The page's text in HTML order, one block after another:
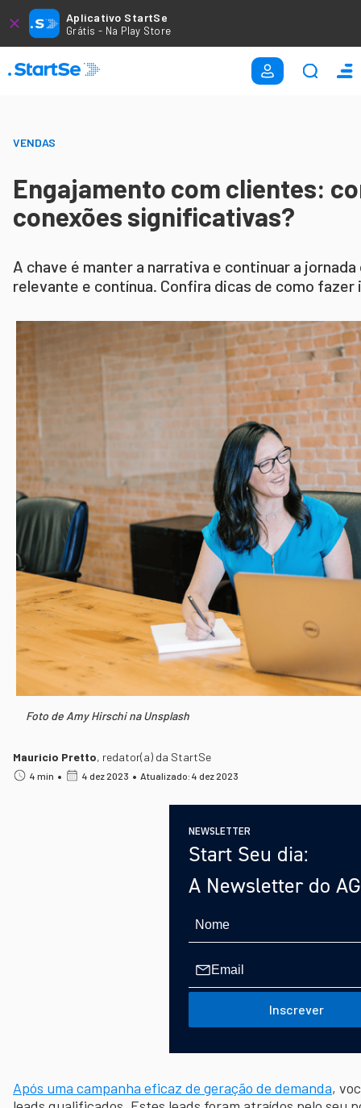
Aplicativo StartSe
Grátis - Na Play Store
VENDAS
Engajamento com clientes:
conexões significativas?
A chave é manter a narrativa e continuar a
relevante e contínua. Confira dicas de como fazer
Foto de Amy Hirschi na Unsplash
Mauricio Pretto, redator(a) da StartSe
4 min • 4 dez 2023 • Atualizado: 4 dez 2023
NEWSLETTER
Start Seu dia:
A Newsletter do
Inscrever
Após uma campanha eficaz de geração de demanda,